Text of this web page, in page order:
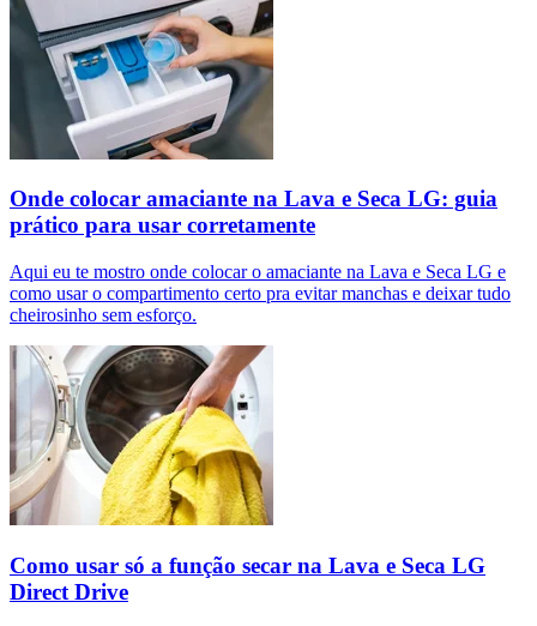
Onde colocar amaciante na Lava e Seca LG: guia
prático para usar corretamente
Aqui eu te mostro onde colocar o amaciante na Lava e Seca LG e
como usar o compartimento certo pra evitar manchas e deixar tudo
cheirosinho sem esforço.
Como usar só a função secar na Lava e Seca LG
Direct Drive